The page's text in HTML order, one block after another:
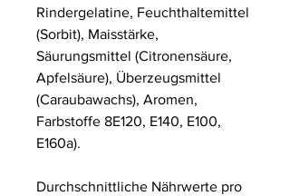
Rindergelatine, Feuchthaltemittel
(Sorbit), Maisstärke,
Säurungsmittel (Citronensäure,
Apfelsäure), Überzeugsmittel
(Caraubawachs), Aromen,
Farbstoffe 8E120, E140, E100,
E160a).
Durchschnittliche Nährwerte pro